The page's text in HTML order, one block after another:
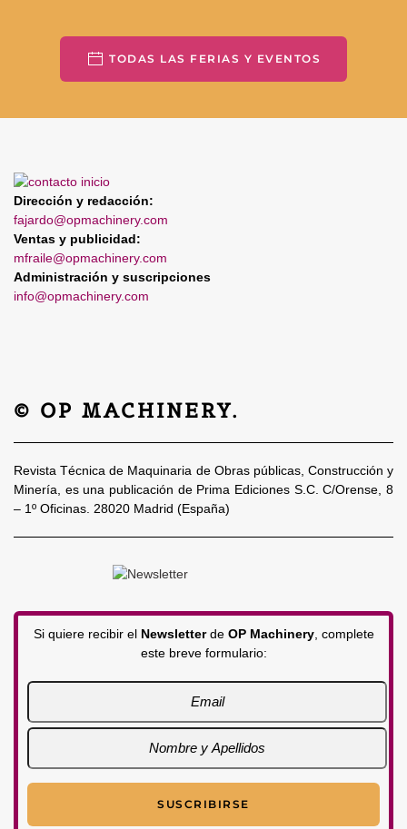
TODAS LAS FERIAS Y EVENTOS
Dirección y redacción:
fajardo@opmachinery.com
Ventas y publicidad:
mfraile@opmachinery.com
Administración y suscripciones
info@opmachinery.com
© OP MACHINERY.
Revista Técnica de Maquinaria de Obras públicas, Construcción y
Minería, es una publicación de Prima Ediciones S.C. C/Orense, 8
– 1º Oficinas. 28020 Madrid (España)
Si quiere recibir el Newsletterde OP Machinery, complete
este breve formulario: